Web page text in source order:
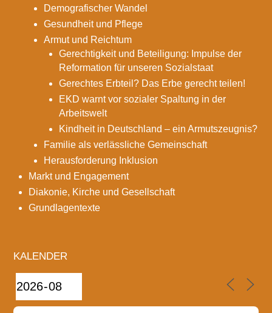
Demografischer Wandel
Gesundheit und Pflege
Armut und Reichtum
Gerechtigkeit und Beteiligung: Impulse der
Reformation für unseren Sozialstaat
Gerechtes Erbteil? Das Erbe gerecht teilen!
EKD warnt vor sozialer Spaltung in der
Arbeitswelt
Kindheit in Deutschland – ein Armutszeugnis?
Familie als verlässliche Gemeinschaft
Herausforderung Inklusion
Markt und Engagement
Diakonie, Kirche und Gesellschaft
Grundlagentexte
KALENDER